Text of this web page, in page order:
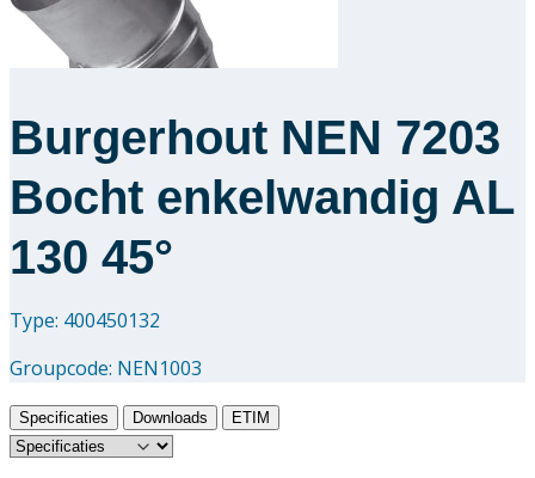
Burgerhout NEN 7203
Bocht enkelwandig AL
130 45°
Type: 400450132
Groupcode: NEN1003
Specificaties Downloads ETIM